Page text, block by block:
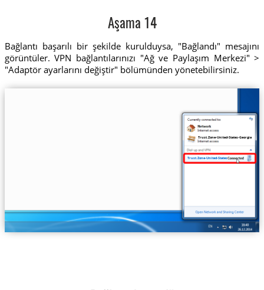
Aşama 14
Bağlantı başarılı bir şekilde kurulduysa, "Bağlandı" mesajını
görüntüler. VPN bağlantılarınızı "Ağ ve Paylaşım Merkezi" >
"Adaptör ayarlarını değiştir" bölümünden yönetebilirsiniz.
Trust.Zone-United-States-Georgia
Trust.Zone-United-States-Georgia